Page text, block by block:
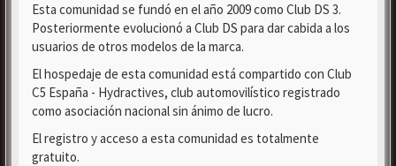
Esta comunidad se fundó en el año 2009 como Club DS 3.
Posteriormente evolucionó a Club DS para dar cabida a los
usuarios de otros modelos de la marca.
El hospedaje de esta comunidad está compartido con Club
C5 España - Hydractives, club automovilístico registrado
como asociación nacional sin ánimo de lucro.
El registro y acceso a esta comunidad es totalmente
gratuito.